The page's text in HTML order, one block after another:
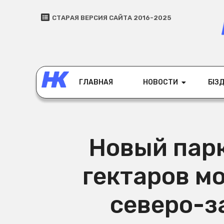
СТАРАЯ ВЕРСИЯ САЙТА 2016-2025
ГЛАВНАЯ НОВОСТИ
Новый
гектаров
северо-